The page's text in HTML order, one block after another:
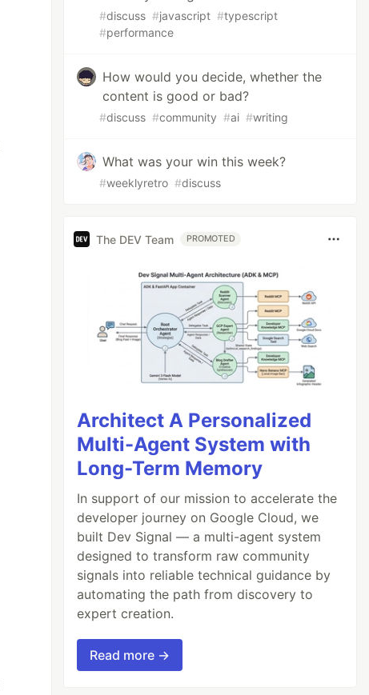
#discuss #javascript #typescript
#performance
How would you decide, whether the
content is good or bad?
#discuss #community #ai #writing
What was your win this week?
#weeklyretro #discuss
The DEV Team PROMOTED
Architect A Personalized
Multi-Agent System with
Long-Term Memory
In support of our mission to accelerate the
developer journey on Google Cloud, we
built Dev Signal — a multi-agent system
designed to transform raw community
signals into reliable technical guidance by
automating the path from discovery to
expert creation.
Read more →